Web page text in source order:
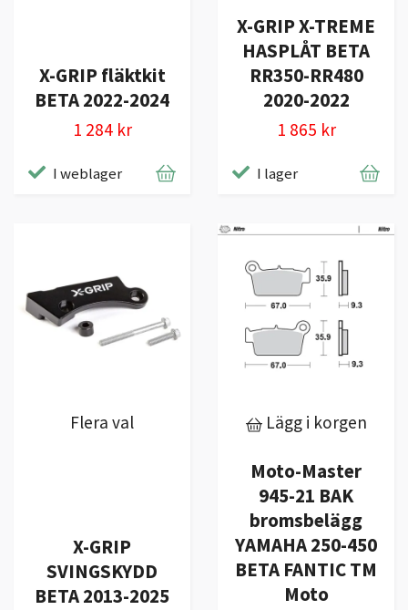
X-GRIP fläktkit
BETA 2022-2024
1 284 kr
I weblager
X-GRIP X-TREME
HASPLÅT BETA
RR350-RR480
2020-2022
1 865 kr
I lager
Flera val
X-GRIP
SVINGSKYDD
BETA 2013-2025
Lägg i korgen
Moto-Master
945-21 BAK
bromsbelägg
YAMAHA 250-450
BETA FANTIC TM
Moto